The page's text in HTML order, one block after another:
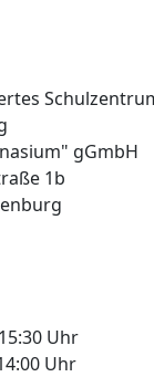
gGmbH
1b
Uhr
Uhr